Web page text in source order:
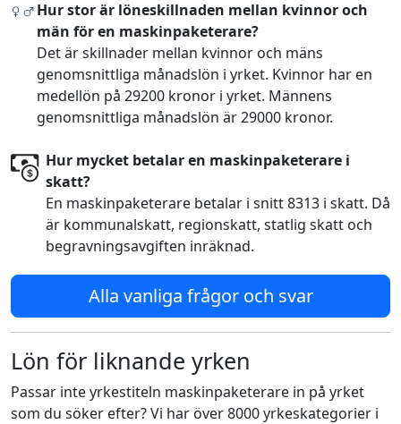
Hur stor är löneskillnaden mellan kvinnor och
män för en maskinpaketerare?
Det är skillnader mellan kvinnor och mäns
genomsnittliga månadslön i yrket. Kvinnor har en
medellön på 29200 kronor i yrket. Männens
genomsnittliga månadslön är 29000 kronor.
Hur mycket betalar en maskinpaketerare i
skatt?
En maskinpaketerare betalar i snitt 8313 i skatt. Då
är kommunalskatt, regionskatt, statlig skatt och
begravningsavgiften inräknad.
Alla vanliga frågor och svar
Lön för liknande yrken
Passar inte yrkestiteln maskinpaketerare in på yrket
som du söker efter? Vi har över 8000 yrkeskategorier i